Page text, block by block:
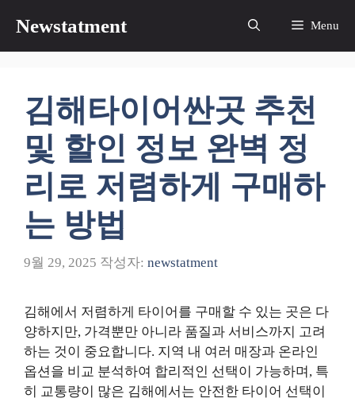
츠
Newstatment Menu
김해타이어싼곳 추천
및 할인 정보 완벽 정
리로 저렴하게 구매하
는 방법
9월 29, 2025 작성자: newstatment
김해에서 저렴하게 타이어를 구매할 수 있는 곳은 다
양하지만, 가격뿐만 아니라 품질과 서비스까지 고려
하는 것이 중요합니다. 지역 내 여러 매장과 온라인
옵션을 비교 분석하여 합리적인 선택이 가능하며, 특
히 교통량이 많은 김해에서는 안전한 타이어 선택이